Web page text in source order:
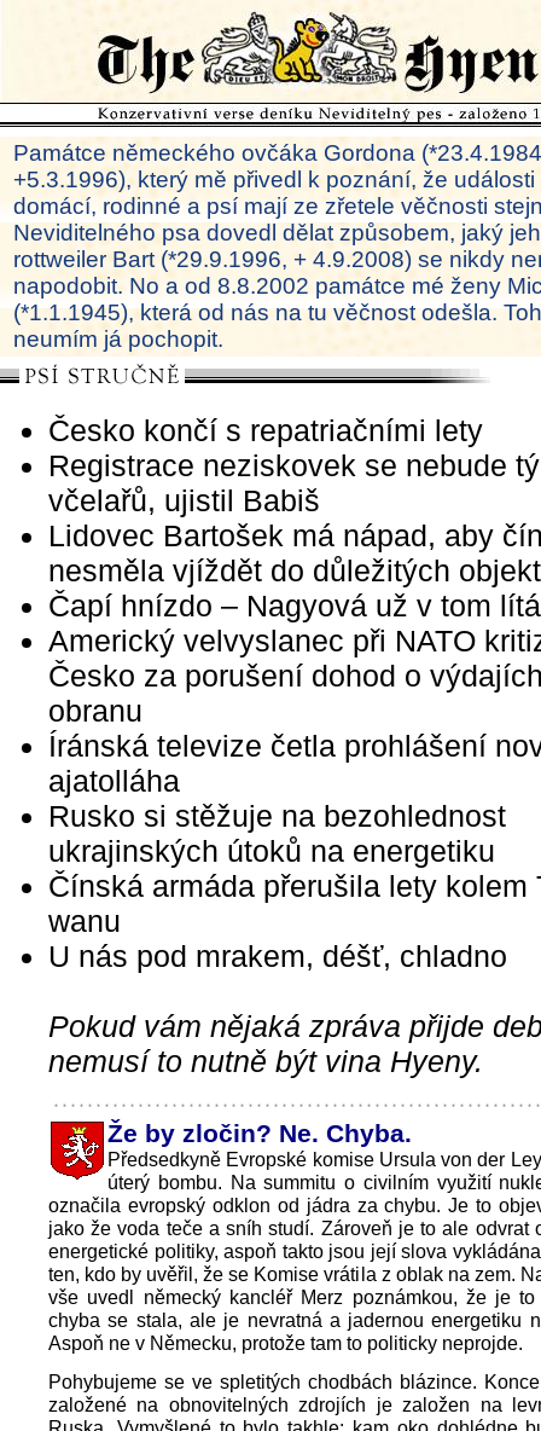
Památce německého ovčáka Gordona
+5.3.1996), který mě přivedl k poznání, že
domácí, rodinné a psí mají ze zřetele věčnosti
Neviditelného psa dovedl dělat způsobem, jaký
rottweiler Bart (*29.9.1996, + 4.9.2008) se nikdy
napodobit. No a od 8.8.2002 památce mé ženy
(*1.1.1945), která od nás na tu věčnost odešla.
neumím já pochopit.
Česko končí s repatriačními lety
Registrace neziskovek se nebude
včelařů, ujistil Babiš
Lidovec Bartošek má nápad, aby
nesměla vjíždět do důležitých
Čapí hnízdo – Nagyová už v tom
Americký velvyslanec při NATO
Česko za porušení dohod o
obranu
Íránská televize četla prohlášení
ajatolláha
Rusko si stěžuje na bezohlednost
ukrajinských útoků na energetiku
Čínská armáda přerušila lety kolem
wanu
U nás pod mrakem, déšť, chladno
Pokud vám nějaká zpráva přijde
nemusí to nutně být vina Hyeny.
Že by zločin? Ne. Chyba.
Předsedkyně Evropské komise Ursula von der
úterý bombu. Na summitu o civilním využití
označila evropský odklon od jádra za chybu. Je to
jako že voda teče a sníh studí. Zároveň je to ale odvrat
energetické politiky, aspoň takto jsou její slova
ten, kdo by uvěřil, že se Komise vrátila z oblak na zem.
vše uvedl německý kancléř Merz poznámkou, že je
chyba se stala, ale je nevratná a jadernou energetiku
Aspoň ne v Německu, protože tam to politicky neprojde.
Pohybujeme se ve spletitých chodbách blázince.
založené na obnovitelných zdrojích je založen na